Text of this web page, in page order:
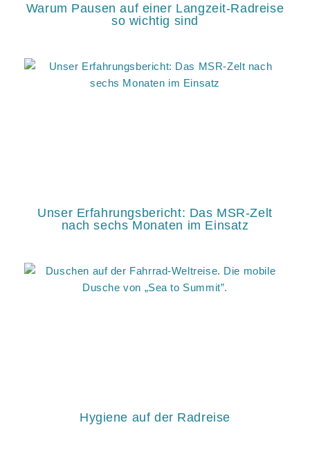
Warum Pausen auf einer Langzeit-Radreise
so wichtig sind
Unser Erfahrungsbericht: Das MSR-Zelt
nach sechs Monaten im Einsatz
Hygiene auf der Radreise